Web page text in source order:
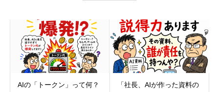
AIの「トークン」って何？
「社長、AIが作った資料の